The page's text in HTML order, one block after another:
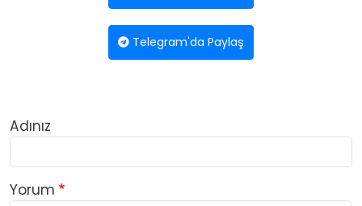
Telegram'da Paylaş
Adınız
Yorum